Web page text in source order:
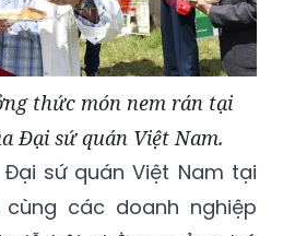
thức món nem rán tại
Đại sứ quán Việt Nam.
sứ quán Việt Nam tại
cùng các doanh nghiệp
lễ hội nhằm quảng bá
con người và bản sắc